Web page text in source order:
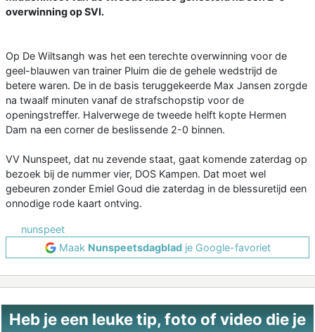
overwinning op SVI.
Op De Wiltsangh was het een terechte overwinning voor de
geel-blauwen van trainer Pluim die de gehele wedstrijd de
betere waren. De in de basis teruggekeerde Max Jansen zorgde
na twaalf minuten vanaf de strafschopstip voor de
openingstreffer. Halverwege de tweede helft kopte Hermen
Dam na een corner de beslissende 2-0 binnen.
VV Nunspeet, dat nu zevende staat, gaat komende zaterdag op
bezoek bij de nummer vier, DOS Kampen. Dat moet wel
gebeuren zonder Emiel Goud die zaterdag in de blessuretijd een
onnodige rode kaart ontving.
nunspeet
Maak Nunspeetsdagbladje Google-favoriet
Heb je een leuke tip, foto of video die je